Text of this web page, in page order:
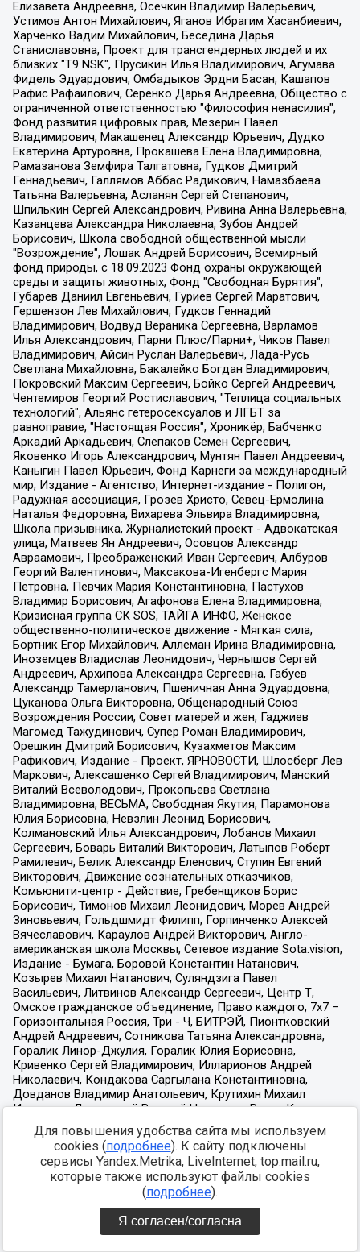
Для повышения удобства сайта мы используем
cookies (подробнее). К сайту подключены
сервисы Yandex.Metrika, LiveInternet, top.mail.ru,
которые также используют файлы cookies
(подробнее).
Я согласен/согласна